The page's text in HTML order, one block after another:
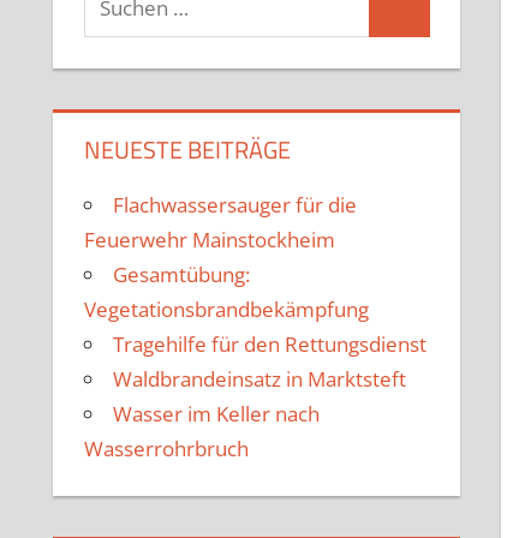
nach:
NEUESTE BEITRÄGE
Flachwassersauger für die
Feuerwehr Mainstockheim
Gesamtübung:
Vegetationsbrandbekämpfung
Tragehilfe für den Rettungsdienst
Waldbrandeinsatz in Marktsteft
Wasser im Keller nach
Wasserrohrbruch